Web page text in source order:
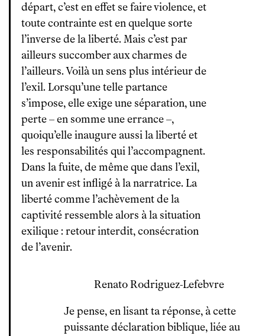
départ, c’est en effet se faire violence, et
toute contrainte est en quelque sorte
l’inverse de la liberté. Mais c’est par
ailleurs succomber aux charmes de
l’ailleurs. Voilà un sens plus intérieur de
l’exil. Lorsqu’une telle partance
s’impose, elle exige une séparation, une
perte – en somme une errance –,
quoiqu’elle inaugure aussi la liberté et
les responsabilités qui l’accompagnent.
Dans la fuite, de même que dans l’exil,
un avenir est infligé à la narratrice. La
liberté comme l’achèvement de la
captivité ressemble alors à la situation
exilique : retour interdit, consécration
de l’avenir.
Renato Rodriguez-Lefebvre
Je pense, en lisant ta réponse, à cette
puissante déclaration biblique, liée au